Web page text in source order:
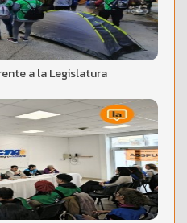
a la Legislatura